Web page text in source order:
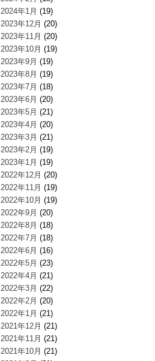
2024年1月 (19)
2023年12月 (20)
2023年11月 (20)
2023年10月 (19)
2023年9月 (19)
2023年8月 (19)
2023年7月 (18)
2023年6月 (20)
2023年5月 (21)
2023年4月 (20)
2023年3月 (21)
2023年2月 (19)
2023年1月 (19)
2022年12月 (20)
2022年11月 (19)
2022年10月 (19)
2022年9月 (20)
2022年8月 (18)
2022年7月 (18)
2022年6月 (16)
2022年5月 (23)
2022年4月 (21)
2022年3月 (22)
2022年2月 (20)
2022年1月 (21)
2021年12月 (21)
2021年11月 (21)
2021年10月 (21)